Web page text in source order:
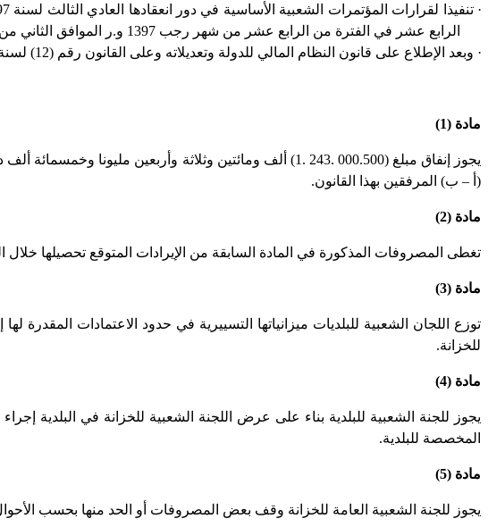
الرابع عشر في الفترة من الرابع عشر من شهر رجب 1397 و.ر الموافق الثاني من شهر المريخ 1988م
· وبعد الإطلاع على قانون النظام المالي للدولة وتعديلاته وعلى القانون رقم (12) لسنة 1985م بشأن تعديل بعض أحكام القانون رقم (13) لسنة 1981م بشأن اللجان الشعبية.
مادة (1)
(أ – ب) المرفقين بهذا القانون.
مادة (2)
تغطى المصروفات المذكورة في المادة السابقة من الإيرادات المتوقع تحصيلها خلال السنة المالية 1397 – 1398 و.ر الموافق 1988 م والوارد بيانها في الجدولين
مادة (3)
توزع اللجان الشعبية للبلديات ميزانياتها التسييرية في حدود الاعتمادات المقدرة
للخزانة.
مادة (4)
يجوز للجنة الشعبية للبلدية بناء على عرض اللجنة الشعبية للخزانة في البلدية
المخصصة للبلدية.
مادة (5)
يجوز للجنة الشعبية العامة للخزانة وقف بعض المصروفات أو الحد منها بحسب